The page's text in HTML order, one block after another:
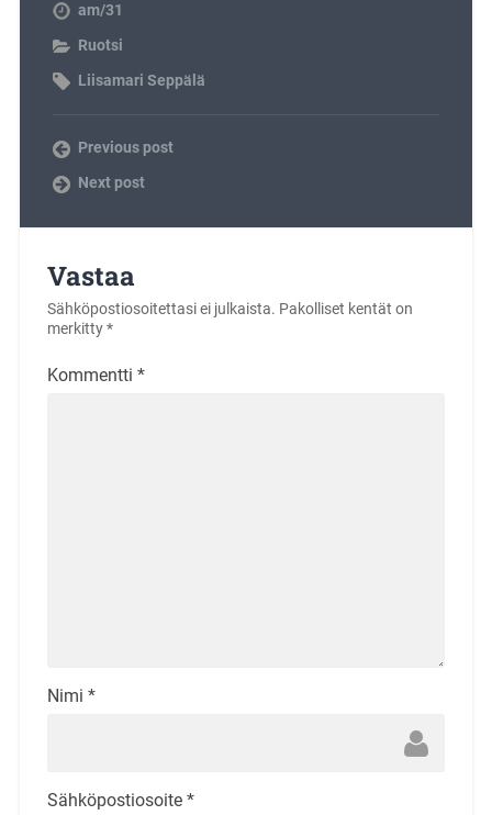
am/31
Ruotsi
Liisamari Seppälä
Previous post
Next post
Vastaa
Sähköpostiosoitettasi ei julkaista. Pakolliset kentät on
merkitty*
Kommentti *
Nimi *
Sähköpostiosoite *